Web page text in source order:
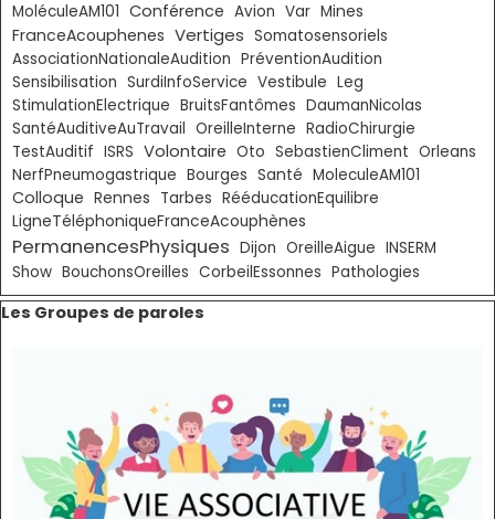
MoléculeAM101 Conférence Avion Var Mines
FranceAcouphenes Vertiges Somatosensoriels
AssociationNationaleAudition PréventionAudition
Sensibilisation SurdiInfoService Vestibule Leg
StimulationElectrique BruitsFantômes DaumanNicolas
SantéAuditiveAuTravail OreilleInterne RadioChirurgie
TestAuditif ISRS Volontaire Oto SebastienCliment Orleans
NerfPneumogastrique Bourges Santé MoleculeAM101
Colloque Rennes Tarbes RééducationEquilibre
LigneTéléphoniqueFranceAcouphènes
PermanencesPhysiques Dijon OreilleAigue INSERM
Show BouchonsOreilles CorbeilEssonnes Pathologies
Sauter le bloc Les Groupes de paroles
Les Groupes de paroles